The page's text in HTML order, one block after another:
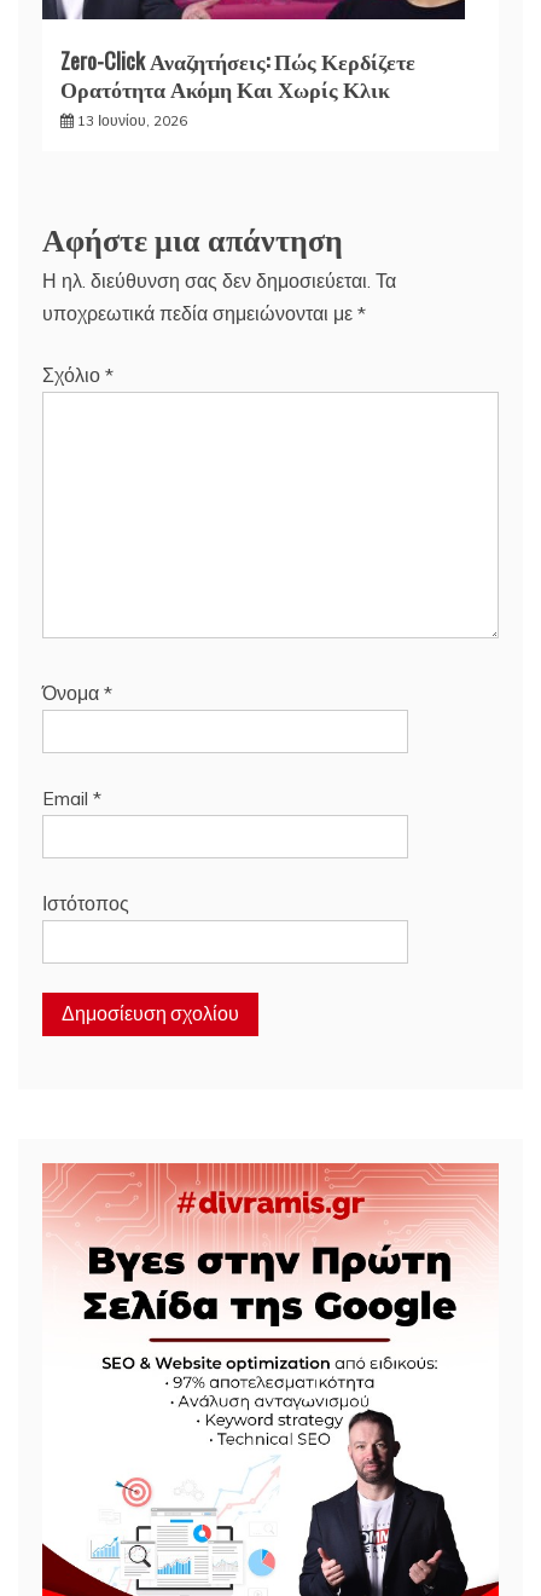
Zero-Click Αναζητήσεις: Πώς Κερδίζετε
Ορατότητα Ακόμη Και Χωρίς Κλικ
13 Ιουνίου, 2026
Αφήστε μια απάντηση
Η ηλ. διεύθυνση σας δεν δημοσιεύεται. Τα
υποχρεωτικά πεδία σημειώνονται με *
Σχόλιο *
Όνομα *
Email *
Ιστότοπος